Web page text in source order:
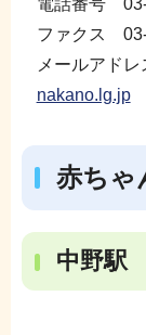
ファクス
メールアド
nakano.lg.jp
赤ちゃ
中野駅